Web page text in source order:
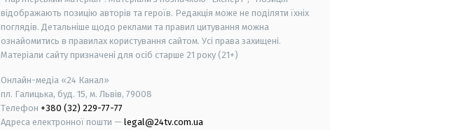
відображають позицію авторів та героїв. Редакція може не поділяти їхніх
поглядів. Детальніше щодо реклами та правил цитування можна
ознайомитись в правилах користування сайтом. Усі права захищені.
Матеріали сайту призначені для осіб старше 21 року (21+)
Онлайн-медіа «24 Канал»
пл. Галицька, буд. 15, м. Львів, 79008
Телефон +380 (32) 229-77-77
Адреса електронної пошти — legal@24tv.com.ua